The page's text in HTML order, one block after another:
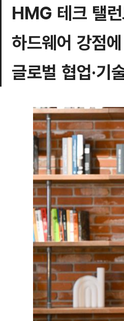
HMG 테크 탤
하드웨어 강점
글로벌 협업·기